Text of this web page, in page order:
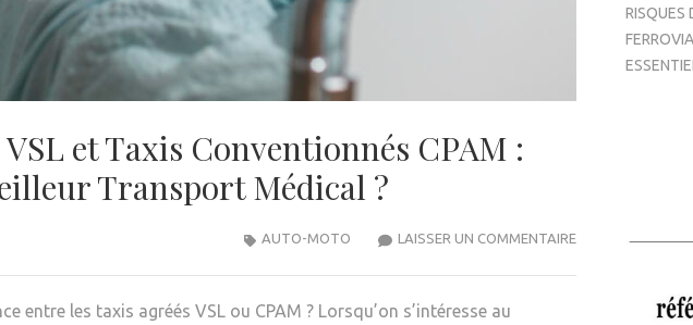
et Taxis Conventionnés CPAM :
Transport Médical ?
LAISSER UN COMMENTAIREDIFFÉRENCES
AUTO-MOTO
entre les taxis agréés VSL ou CPAM ? Lorsqu’on s’intéresse au
RISQUES